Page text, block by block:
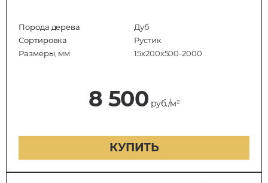
Порода дерева
Дуб
Сортировка
Рустик
Размеры, мм
15х200х500-2000
8 500 руб./м²
КУПИТЬ